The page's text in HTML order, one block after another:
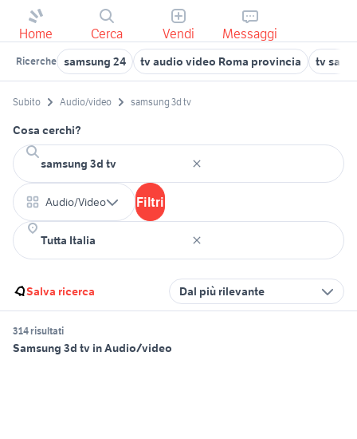
Home Cerca Vendi Messaggi
Ricerche samsung 24 tv audio video Roma provincia tv
Subito Audio/video samsung 3d tv
Cosa cerchi?
Audio/Video Filtri
Salva ricerca Dal più rilevante
314 risultati
Samsung 3d tv in Audio/video